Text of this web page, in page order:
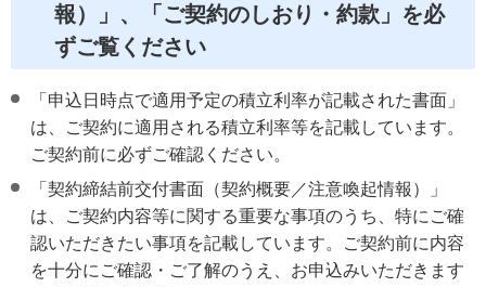
報）」、「ご契約のしおり・約款」を必
ずご覧ください
「申込日時点で適用予定の積立利率が記載された書面」
は、ご契約に適用される積立利率等を記載しています。
ご契約前に必ずご確認ください。
「契約締結前交付書面（契約概要／注意喚起情報）」
は、ご契約内容等に関する重要な事項のうち、特にご確
認いただきたい事項を記載しています。ご契約前に内容
を十分にご確認・ご了解のうえ、お申込みいただきます